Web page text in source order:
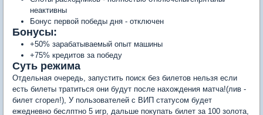
неактивны
Бонус первой победы дня - отключен
Бонусы:
+50% зарабатываемый опыт машины
+75% кредитов за победу
Суть режима
Отдельная очередь, запустить поиск без билетов нельзя если
есть билеты тратиться они будут после нахождения матча!(лив -
билет сгорел!), У пользователей с ВИП статусом будет
ежедневно беслптно 5 игр, дальше покупать билет за 100 золота,